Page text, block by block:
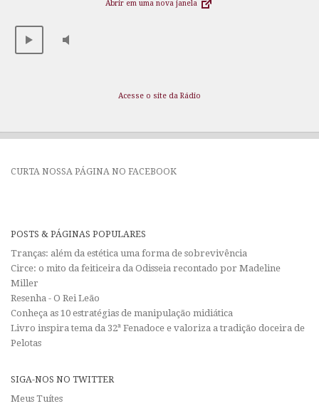
Abrir em uma nova janela
Acesse o site da Rádio
CURTA NOSSA PÁGINA NO FACEBOOK
POSTS & PÁGINAS POPULARES
Tranças: além da estética uma forma de sobrevivência
Circe: o mito da feiticeira da Odisseia recontado por Madeline
Miller
Resenha - O Rei Leão
Conheça as 10 estratégias de manipulação midiática
Livro inspira tema da 32ª Fenadoce e valoriza a tradição doceira de
Pelotas
SIGA-NOS NO TWITTER
Meus Tuítes